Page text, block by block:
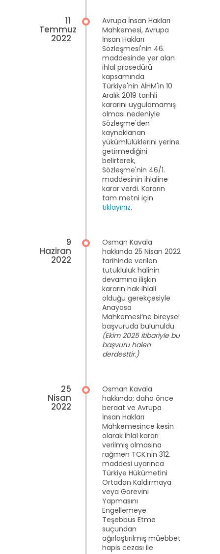
11
Temmuz
2022
Avrupa İnsan Hakları
Mahkemesi, Avrupa
İnsan Hakları
Sözleşmesi'nin 46.
maddesinde yer alan
ihlal prosedürü
kapsamında
Türkiye'nin AİHM'in 10
Aralık 2019 tarihli
kararını uygulamamış
olması nedeniyle
Sözleşme'den
kaynaklanan
yükümlülüklerini yerine
getirmediğini
belirterek,
Sözleşme'nin 46/1.
maddesinin ihlaline
karar verdi. Kararın
tam metni için
tıklayınız.
9
Haziran
2022
Osman Kavala
hakkında 25 Nisan 2022
tarihinde verilen
tutukluluk halinin
devamına ilişkin
kararın hak ihlali
olduğu gerekçesiyle
Anayasa
Mahkemesi’ne bireysel
başvuruda bulunuldu.
(Ekim 2025 itibariyle bu
başvuru halen
derdesttir.)
25
Nisan
2022
Osman Kavala
hakkında; daha önce
beraat ve Avrupa
İnsan Hakları
Mahkemesince kesin
olarak ihlal kararı
verilmiş olmasına
rağmen TCK’nin 312.
maddesi uyarınca
Türkiye Hükümetini
Ortadan Kaldırmaya
veya Görevini
Yapmasını
Engellemeye
Teşebbüs Etme
suçundan
ağırlaştırılmış müebbet
hapis cezası ile